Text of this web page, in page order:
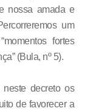
nossa amada e
um
fortes
(Bula, nº 5).
decreto os
de favorecer a